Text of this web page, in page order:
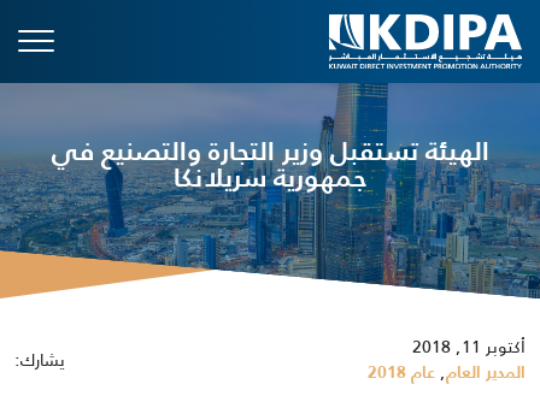
الهيئة تستقبل وزير التجارة والتصنيع في
جمهورية سريلانكا
أكتوبر 11, 2018
المدير العام, عام 2018 يشارك: